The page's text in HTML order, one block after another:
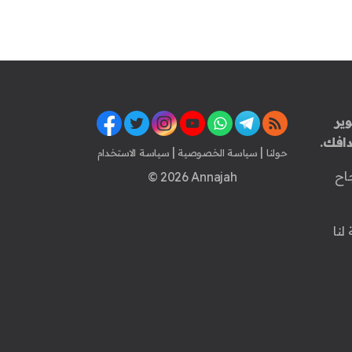
حولنا | سياسة الخصوصية | سياسة الاستخدام
© 2026 Annajah